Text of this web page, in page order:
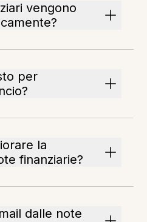
vengono
per
la
finanziarie?
dalle note